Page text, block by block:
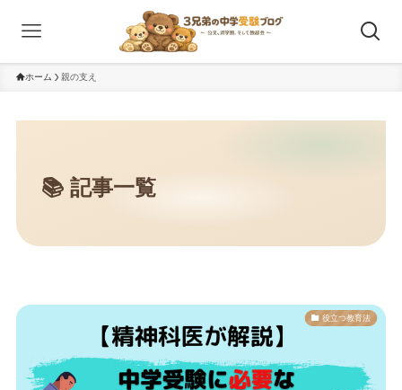
ホーム 親の支え
役立つ教育法